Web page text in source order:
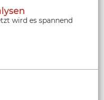
wird es spannend